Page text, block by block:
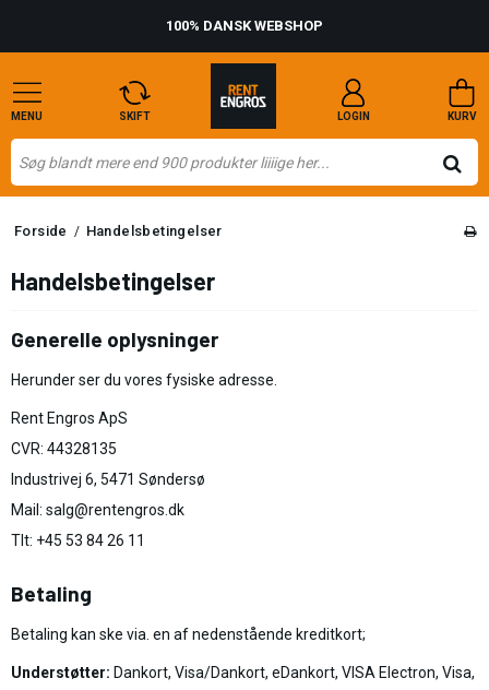
100% DANSK WEBSHOP
MENU SKIFT LOGIN KURV
Forside / Handelsbetingelser
Handelsbetingelser
Generelle oplysninger
Herunder ser du vores fysiske adresse.
Rent Engros ApS
CVR: 44328135
Industrivej 6, 5471 Søndersø
Mail: salg@rentengros.dk
Tlt: +45 53 84 26 11
Betaling
Betaling kan ske via. en af nedenstående kreditkort;
Understøtter: Dankort, Visa/Dankort, eDankort, VISA Electron, Visa,